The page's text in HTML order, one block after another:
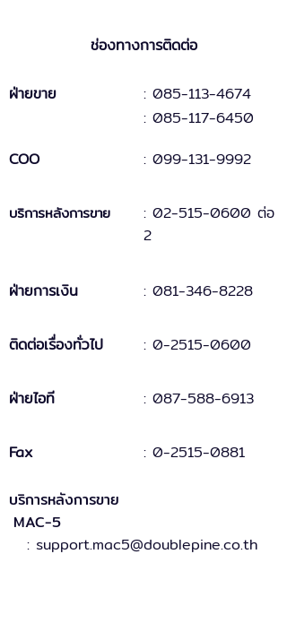
ช่องทางการติดต่อ
ฝ่ายขาย
: 085-113-4674
: 085-117-6450
COO
: 099-131-9992
บริการหลังการขาย : 02-515-0600 ต่อ
2
ฝ่ายการเงิน : 081-346-8228
ติดต่อเรื่องทั่วไป : 0-2515-0600
ฝ่ายไอที : 087-588-6913
Fax : 0-2515-0881
บริการหลังการขาย
MAC-5
: support.mac5@doublepine.co.th